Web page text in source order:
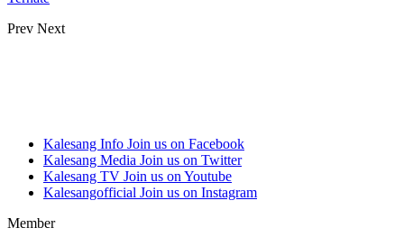
Prev Next
Kalesang Info Join us on Facebook
Kalesang Media Join us on Twitter
Kalesang TV Join us on Youtube
Kalesangofficial Join us on Instagram
Member